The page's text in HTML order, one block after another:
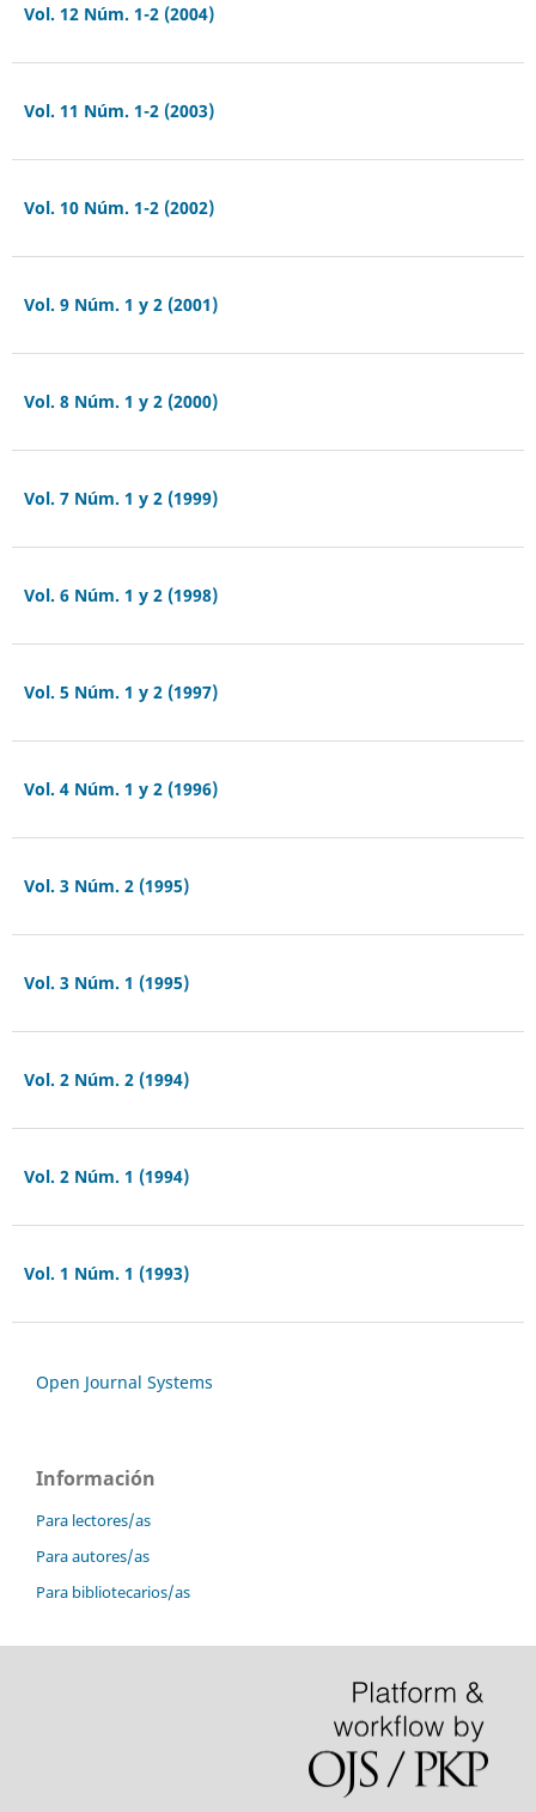
Vol. 12 Núm. 1-2 (2004)
Vol. 11 Núm. 1-2 (2003)
Vol. 10 Núm. 1-2 (2002)
Vol. 9 Núm. 1 y 2 (2001)
Vol. 8 Núm. 1 y 2 (2000)
Vol. 7 Núm. 1 y 2 (1999)
Vol. 6 Núm. 1 y 2 (1998)
Vol. 5 Núm. 1 y 2 (1997)
Vol. 4 Núm. 1 y 2 (1996)
Vol. 3 Núm. 2 (1995)
Vol. 3 Núm. 1 (1995)
Vol. 2 Núm. 2 (1994)
Vol. 2 Núm. 1 (1994)
Vol. 1 Núm. 1 (1993)
Open Journal Systems
Información
Para lectores/as
Para autores/as
Para bibliotecarios/as